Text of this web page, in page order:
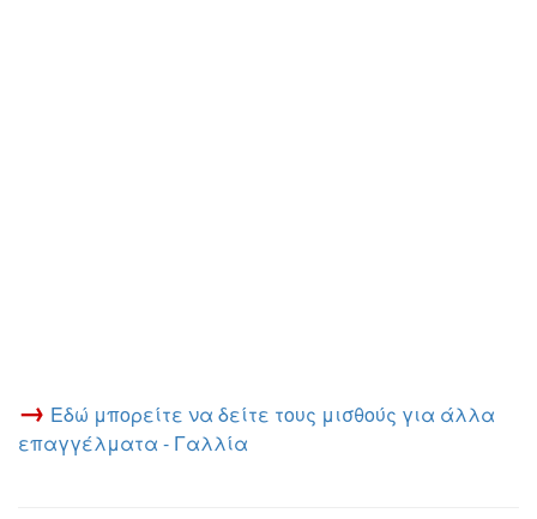
→ Εδώ μπορείτε να δείτε τους μισθούς για άλλα
επαγγέλματα - Γαλλία